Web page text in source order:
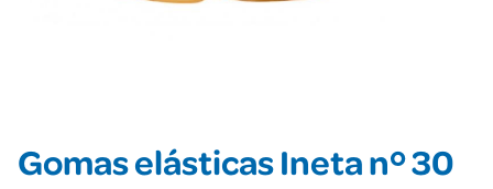
Gomas elásticas Ineta nº 30